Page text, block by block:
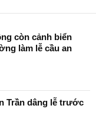
còn cảnh biển
làm lễ cầu an
Trần dâng lễ trước